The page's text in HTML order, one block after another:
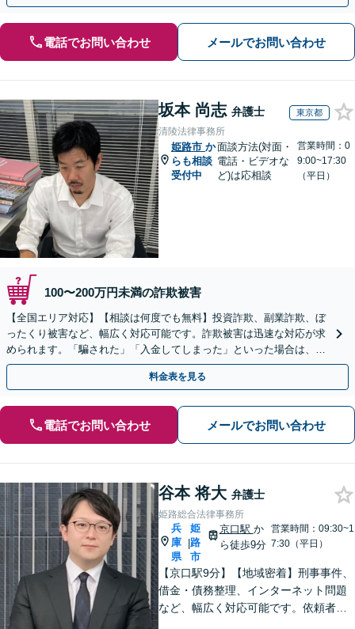
電話でお問い合わせ メールでお問い合わせ
坂本 尚志 弁護士 東京都
清陵法律事務所
姫路市 か
らも相談
受付中
面談方法(対面・
電話・ビデオな
ど)は応相談
営業時間：0
9:00~17:30
（平日）
100〜200万円未満の詐欺被害
【全国エリア対応】【相談は何度でも無料】投資詐欺、副業詐欺、ぼ
ったくり被害など、幅広く対応可能です。詐欺被害は迅速な対応が求
められます。「騙された」「入金してしまった」といった場合は、お
早めにご相談ください。【電話・メール・WEB相談可】
料金表を見る
電話でお問い合わせ メールでお問い合わせ
谷本 将大 弁護士
姫路総合法律事務所
兵
庫
県
|
姫
路
市
京口駅 か
ら徒歩9分
営業時間：09:30~1
7:30（平日）
【京口駅9分】【地域密着】刑事事件、
借金・債務整理、インターネット問題
など、幅広く対応可能です。依頼者さ